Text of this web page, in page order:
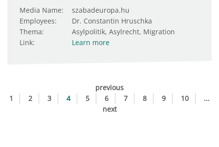
Media Name:
szabadeuropa.hu
Employees:
Dr. Constantin Hruschka
Thema:
Asylpolitik, Asylrecht, Migration
Link:
Learn more
previous
1
2 3 4 5 6 7 8 9 10
...
next